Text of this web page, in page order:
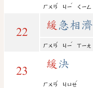
ㄏㄨㄢ
ˇ
ㄐㄧ
ˊ
ㄑㄧㄥ
22
緩 急相濟
ㄏㄨㄢ
ˇ
ㄐㄧ
ˊ
ㄒㄧㄤ
23
緩 決
ㄏㄨㄢ
ˇ
ㄐㄩㄝ
ˊ